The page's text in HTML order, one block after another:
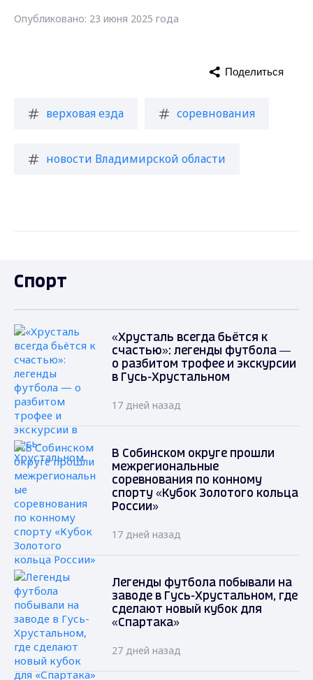
Опубликовано: 23 июня 2025 года
верховая езда соревнования
новости Владимирской области
Поделиться
Спорт
«Хрусталь всегда бьётся к
счастью»: легенды футбола —
о разбитом трофее и экскурсии
в Гусь-Хрустальном
17 дней назад
В Собинском округе прошли
межрегиональные
соревнования по конному
спорту «Кубок Золотого кольца
России»
17 дней назад
Легенды футбола побывали на
заводе в Гусь-Хрустальном, где
сделают новый кубок для
«Спартака»
27 дней назад